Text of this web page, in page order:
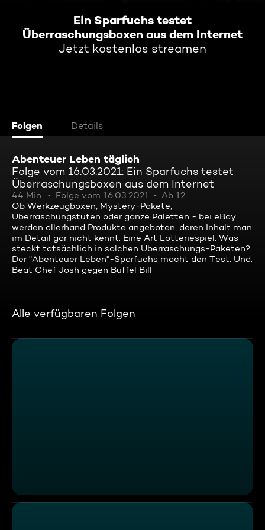
Ein Sparfuchs testet
Überraschungsboxen aus dem Internet
Jetzt kostenlos streamen
Folgen Details
Abenteuer Leben täglich
Folge vom 16.03.2021: Ein Sparfuchs testet
Überraschungsboxen aus dem Internet
44 Min. Folge vom 16.03.2021
Ab 12
Ob Werkzeugboxen, Mystery-Pakete,
Überraschungstüten oder ganze Paletten - bei eBay
werden allerhand Produkte angeboten, deren Inhalt man
im Detail gar nicht kennt. Eine Art Lotteriespiel. Was
steckt tatsächlich in solchen Überraschungs-Paketen?
Der "Abenteuer Leben"-Sparfuchs macht den Test. Und:
Beat Chef Josh gegen Büffel Bill
Alle verfügbaren Folgen
Nussnougatglas-Rezepte